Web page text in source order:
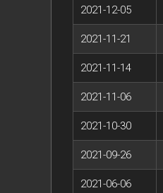
2021-12-05
2021-11-21
2021-11-14
2021-11-06
2021-10-30
2021-09-26
2021-06-06